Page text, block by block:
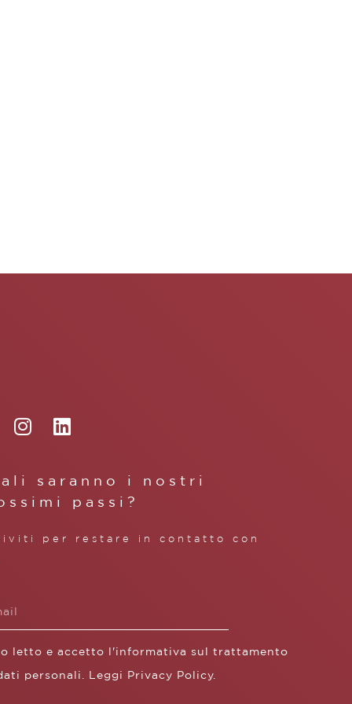
saranno i nostri
passi?
per restare in contatto con
letto e accetto l'informativa sul trattamento
personali. Leggi Privacy Policy